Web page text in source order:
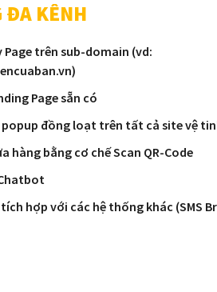
ĐA KÊNH
trên sub-domain (vd:
Page sẵn có
đồng loạt trên tất cả site vệ
hàng bằng cơ chế Scan QR-Code
hợp với các hệ thống khác (SMS